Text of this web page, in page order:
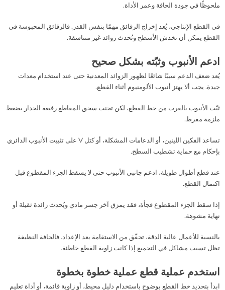
ملحوظًا في جودة الحافة وعمر الأداة.
في القطع الإنتاجي، يُعد إخراج الرقائق مهمًا بنفس القدر. فالرقائق المحبوسة في
القطع يمكن أن تخدش الأسطح وتُحدث زوائد غير متناسقة.
ادعم الأنبوب وثبّته بشكل صحيح
يُعد ضعف الدعم سببًا شائعًا لظهور الزوائد المعدنية حتى عند استخدام معدات
جيدة. يجب ألا يهتز أنبوب الألومنيوم أثناء القطع.
ثبّت الأنبوب بالقرب من خط القطع، لكن تجنب سحق المقاطع رفيعة الجدار بضغط
ملزمة مفرط.
تساعد الفكين اللينين، أو الدعامات المشكلة، أو كتل V على تثبيت الأنبوب الدائري
بإحكام مع حماية تشطيب السطح.
عند قطع أطوال طويلة، ادعم جانبي الأنبوب حتى لا يسقط الجزء المقطوع قبل
اكتمال القطع.
إذا سقط الجزء المقطوع فجأة، فقد يمزق آخر جسر مادي ويُحدث زائدة ثقيلة أو
نهاية مشوهة.
بالنسبة للأعمال عالية الدقة، تحقّق من الاستقامة بعد الإعداد. فالحافة النظيفة
تظل تسبب مشاكل في التجميع إذا كانت زاوية القطع خاطئة.
استخدم عملية قطع عملية خطوة بخطوة
ابدأ بتحديد خط القطع بوضوح باستخدام دليل محيط، أو زاوية قائمة، أو أداة تعليم